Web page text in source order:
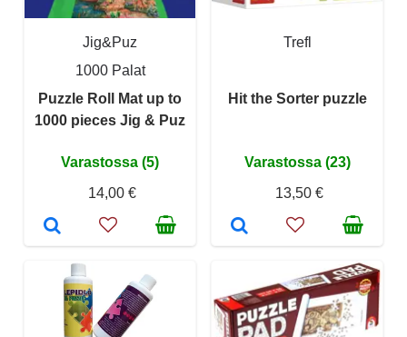
Jig&Puz
1000 Palat
Puzzle Roll Mat up to
1000 pieces Jig & Puz
Varastossa (5)
14,00 €
Trefl
Hit the Sorter puzzle
Varastossa (23)
13,50 €